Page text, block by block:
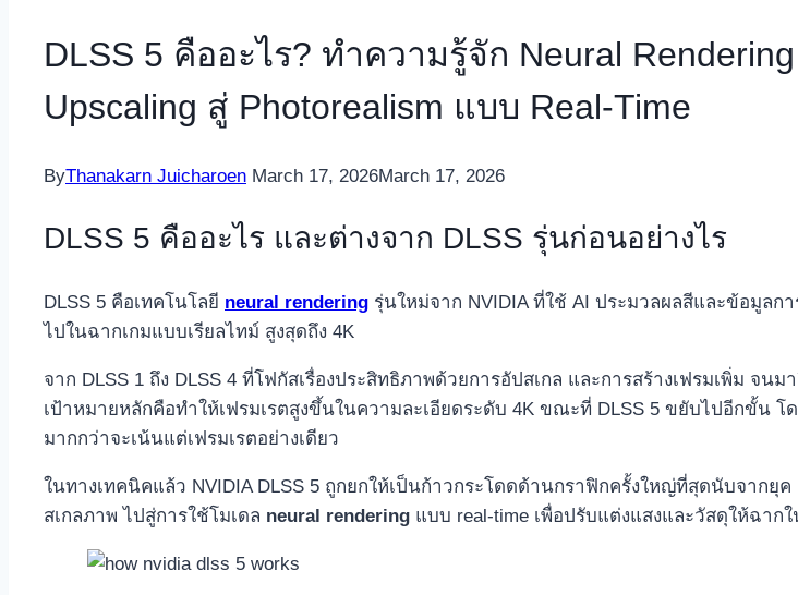
DLSS 5 คืออะไร? ทำความรู้จัก Neural
Upscaling สู่ Photorealism แบบ Real‑Time
ByThanakarn Juicharoen March 17, 2026March 17, 2026
DLSS 5 คืออะไร และต่างจาก DLSS รุ่นก่อนอย่างไร
DLSS 5 คือเทคโนโลยี neural rendering รุ่นใหม่จาก NVIDIA ที่ใช้ AI ประมวลผลสีและข้อมูลก
ไปในฉากเกมแบบเรียลไทม์ สูงสุดถึง 4K
จาก DLSS 1 ถึง DLSS 4 ที่โฟกัสเรื่องประสิทธิภาพด้วยการอัปสเกล และการสร้างเฟรมเพิ่ม จน
เป้าหมายหลักคือทำให้เฟรมเรตสูงขึ้นในความละเอียดระดับ 4K ขณะที่ DLSS 5 ขยับไปอีกขั้น
มากกว่าจะเน้นแต่เฟรมเรตอย่างเดียว​
ในทางเทคนิคแล้ว NVIDIA DLSS 5 ถูกยกให้เป็นก้าวกระโดดด้านกราฟิกครั้งใหญ่ที่สุดนับจากยุค
สเกลภาพ ไปสู่การใช้โมเดล neural rendering แบบ real‑time เพื่อปรับแต่งแสงและวัสดุให้ฉา